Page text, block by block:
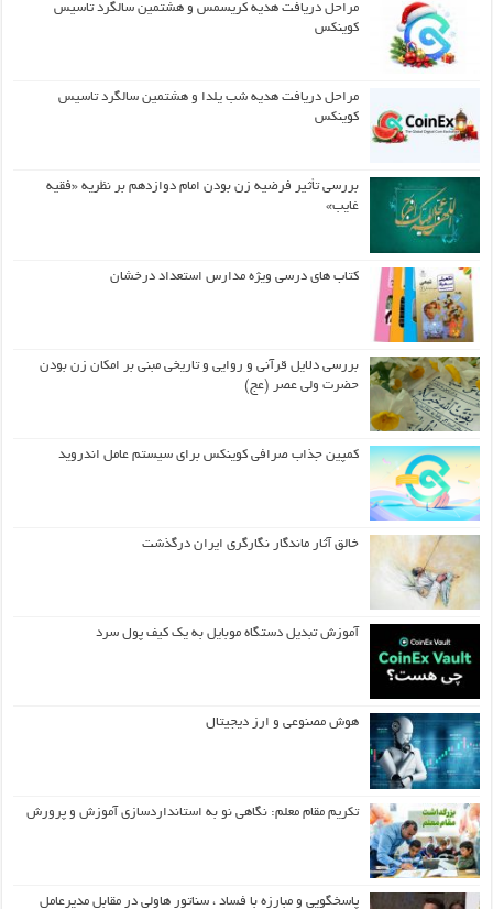
مراحل دریافت هدیه کریسمس و هشتمین سالگرد تاسیس
کوینکس
مراحل دریافت هدیه شب یلدا و هشتمین سالگرد تاسیس
کوینکس
بررسی تأثیر فرضیه زن بودن امام دوازدهم بر نظریه «فقیه
غایب»
کتاب های درسی ویژه مدارس استعداد درخشان
بررسی دلایل قرآنی و روایی و تاریخی مبنی بر امکان زن بودن
حضرت ولی عصر (عج)
کمپین جذاب صرافی کوینکس برای سیستم عامل اندروید
خالق آثار ماندگار نگارگری ایران درگذشت
آموزش تبدیل دستگاه موبایل به یک کیف‌ پول سرد
هوش مصنوعی و ارز دیجیتال
تکریم مقام معلم: نگاهی نو به استانداردسازی آموزش و پرورش
پاسخگویی و مبارزه با فساد ، سناتور هاولی در مقابل مدیرعامل